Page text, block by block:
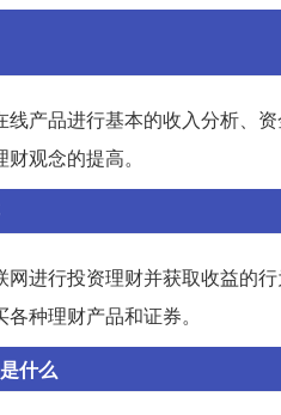
产品进行基本的收入分析、
观念的提高。
网进行投资理财并获取收益的
种理财产品和证券。
什么